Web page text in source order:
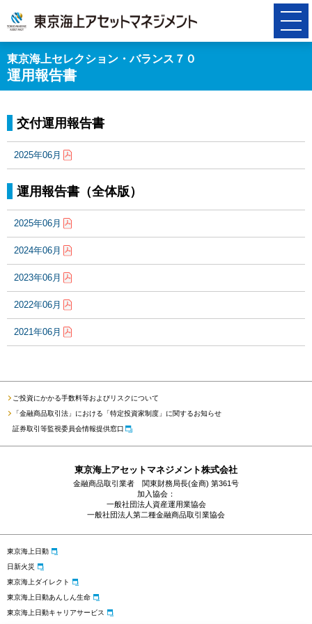
東京海上セレクション・バランス７０
運用報告書
交付運用報告書
2025年06月
運用報告書（全体版）
2025年06月
2024年06月
2023年06月
2022年06月
2021年06月
ご投資にかかる手数料等およびリスクについて
「金融商品取引法」における「特定投資家制度」に関するお知らせ
証券取引等監視委員会情報提供窓口
東京海上アセットマネジメント株式会社
金融商品取引業者 関東財務局長(金商) 第361号
加入協会：
一般社団法人資産運用業協会
一般社団法人第二種金融商品取引業協会
東京海上日動
日新火災
東京海上ダイレクト
東京海上日動あんしん生命
東京海上日動キャリアサービス